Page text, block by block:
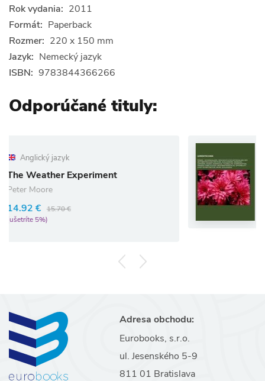
Rok vydania: 2011
Formát: Paperback
Rozmer: 220 x 150 mm
Jazyk: Nemecký jazyk
ISBN: 9783844366266
Odporúčané tituly:
Nemecký jazyk
Uhrentechnik
20.62 € 21.70 €
(ušetríte 5%)
Adresa obchodu:
Eurobooks, s.r.o.
ul. Jesenského 5-9
811 01 Bratislava